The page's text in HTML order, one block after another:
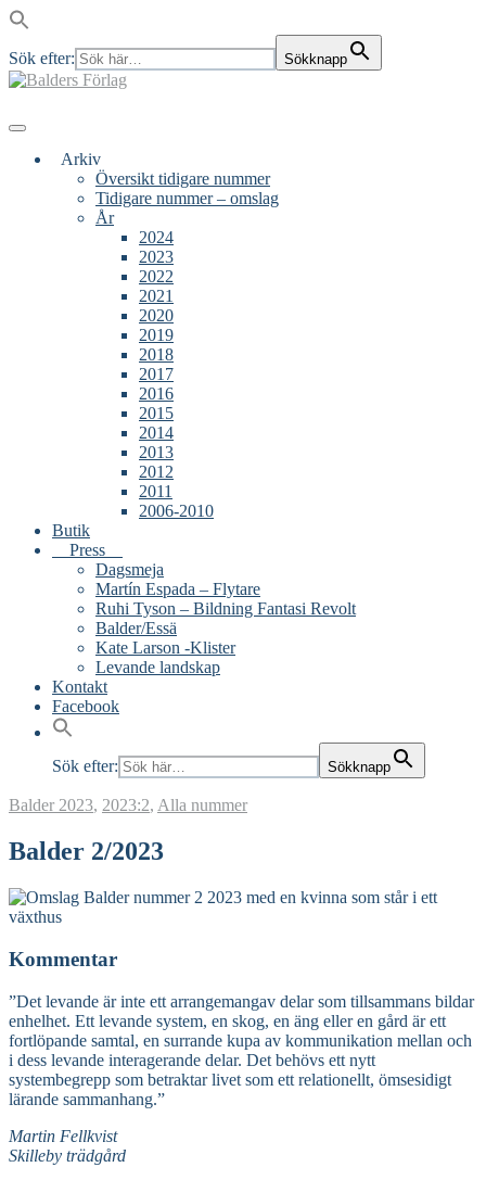
Sök efter: Sökknapp
Skip
Menu
Arkiv
Översikt tidigare nummer
Tidigare nummer – omslag
År
2024
2023
2022
2021
2020
2019
2018
2017
2016
2015
2014
2013
2012
2011
2006-2010
Butik
Press
Dagsmeja
Martín Espada – Flytare
Ruhi Tyson – Bildning Fantasi Revolt
Balder/Essä
Kate Larson -Klister
Levande landskap
Kontakt
Facebook
Sök efter: Sökknapp
Balder 2023, 2023:2, Alla nummer
Balder 2/2023
Kommentar
”Det levande är inte ett arrangemangav delar som tillsammans bildar
enhelhet. Ett levande system, en skog, en äng eller en gård är ett
fortlöpande samtal, en surrande kupa av kommunikation mellan och
i dess levande interagerande delar. Det behövs ett nytt
systembegrepp som betraktar livet som ett relationellt, ömsesidigt
lärande sammanhang.”
Martin Fellkvist
Skilleby trädgård